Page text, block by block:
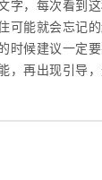
字，每次看到
可能就会忘记
时候建议一定
再出现引导